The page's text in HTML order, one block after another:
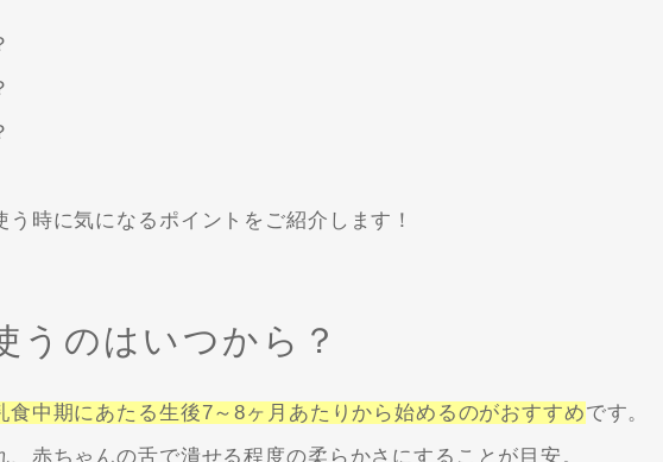
時に気になるポイントをご紹介します！
うのはいつから？
食中期にあたる生後7～8ヶ月あたりから始めるのがおすすめです。
赤ちゃんの舌で潰せる程度の柔らかさにすることが目安。